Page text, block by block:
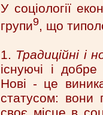
У соціології
групи9, що
1. Традиційні і
існуючі і добре
Нові - це
статусом: вони